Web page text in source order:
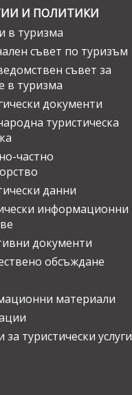
И ПОЛИТИКИ
в туризма
съвет по туризъм
съвет за
в туризма
документи
туристическа
частно
данни
информационни
документи
обсъждане
материали
за туристически услуги